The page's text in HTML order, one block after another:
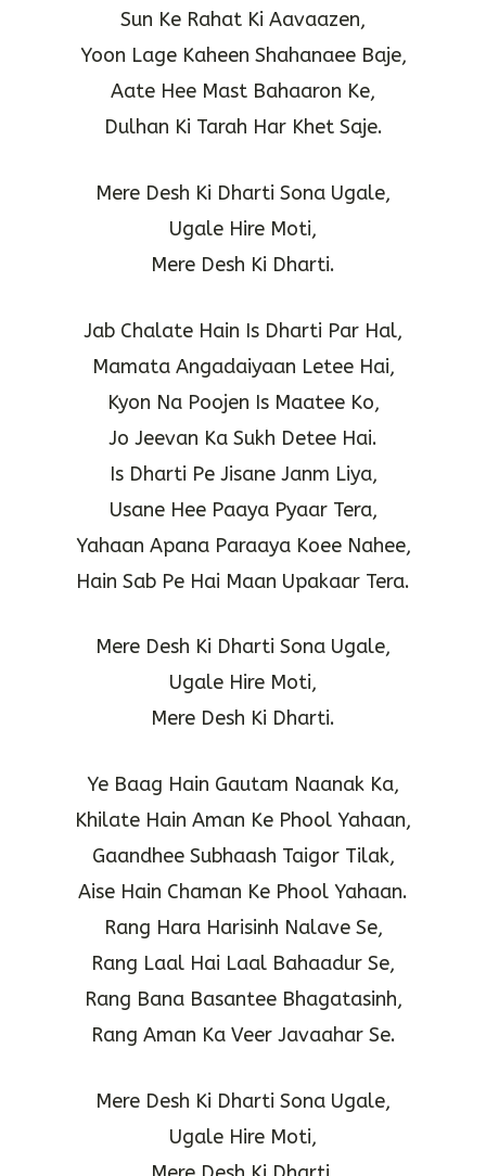
Sun Ke Rahat Ki Aavaazen,
Yoon Lage Kaheen Shahanaee Baje,
Aate Hee Mast Bahaaron Ke,
Dulhan Ki Tarah Har Khet Saje.
Mere Desh Ki Dharti Sona Ugale,
Ugale Hire Moti,
Mere Desh Ki Dharti.
Jab Chalate Hain Is Dharti Par Hal,
Mamata Angadaiyaan Letee Hai,
Kyon Na Poojen Is Maatee Ko,
Jo Jeevan Ka Sukh Detee Hai.
Is Dharti Pe Jisane Janm Liya,
Usane Hee Paaya Pyaar Tera,
Yahaan Apana Paraaya Koee Nahee,
Hain Sab Pe Hai Maan Upakaar Tera.
Mere Desh Ki Dharti Sona Ugale,
Ugale Hire Moti,
Mere Desh Ki Dharti.
Ye Baag Hain Gautam Naanak Ka,
Khilate Hain Aman Ke Phool Yahaan,
Gaandhee Subhaash Taigor Tilak,
Aise Hain Chaman Ke Phool Yahaan.
Rang Hara Harisinh Nalave Se,
Rang Laal Hai Laal Bahaadur Se,
Rang Bana Basantee Bhagatasinh,
Rang Aman Ka Veer Javaahar Se.
Mere Desh Ki Dharti Sona Ugale,
Ugale Hire Moti,